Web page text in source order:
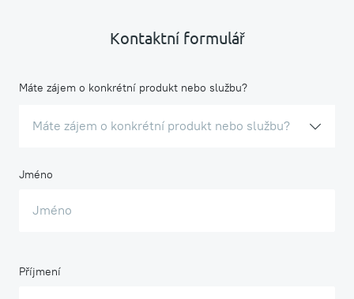
Kontaktní formulář
Máte zájem o konkrétní produkt nebo službu?
Máte zájem o konkrétní produkt nebo službu?
Jméno
Příjmení